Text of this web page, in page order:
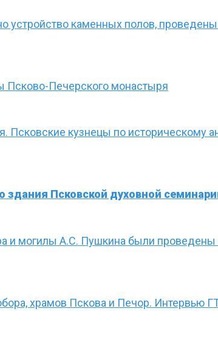
устройство каменных полов,
Псково-Печерского монастыря
кузнецы по историческому
здания Псковской духовной
и могилы А.С. Пушкина были
храмов Пскова и Печор. Интервью